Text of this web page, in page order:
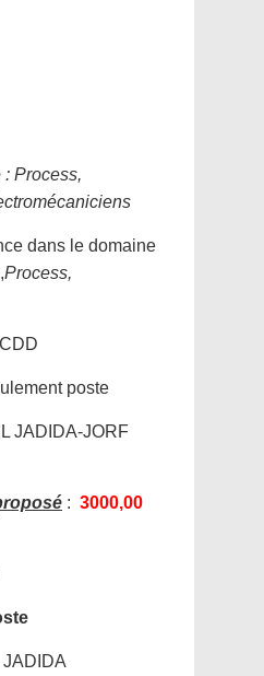
: Process,
dans le domaine
Process,
poste
JADIDA-JORF
: 3000,00
JADIDA